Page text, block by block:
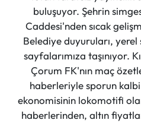
buluşuyor. Şehrin
Caddesi'nden sıcak
Belediye duyuruları,
sayfalarımıza taşınıyor.
Çorum FK'nın maç
haberleriyle sporun
ekonomisinin lokomotifi
haberlerinden, altın